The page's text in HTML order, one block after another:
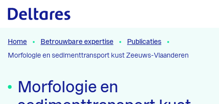
Naar hoofdcontent
Home Betrouwbare expertise
Publicaties
Morfologie en sedimenttransport kust Zeeuws-Vlaanderen
Morfologie en